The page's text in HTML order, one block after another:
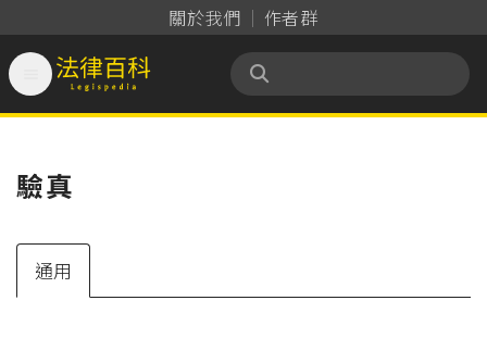
關於我們 作者群
法律百科 Legispedia
驗真
通用